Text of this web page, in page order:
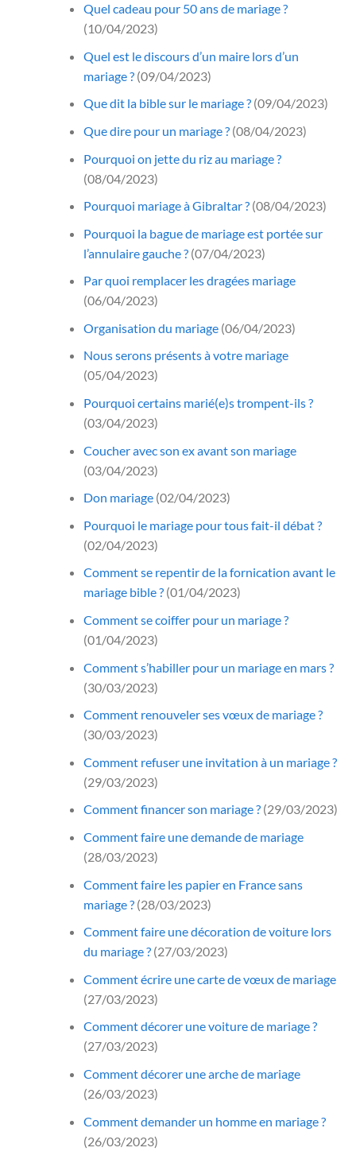
Quel cadeau pour 50 ans de mariage ?
(10/04/2023)
Quel est le discours d’un maire lors d’un
mariage ?(09/04/2023)
Que dit la bible sur le mariage ?(09/04/2023)
Que dire pour un mariage ?(08/04/2023)
Pourquoi on jette du riz au mariage ?
(08/04/2023)
Pourquoi mariage à Gibraltar ?(08/04/2023)
Pourquoi la bague de mariage est portée sur
l’annulaire gauche ?(07/04/2023)
Par quoi remplacer les dragées mariage
(06/04/2023)
Organisation du mariage(06/04/2023)
Nous serons présents à votre mariage
(05/04/2023)
Pourquoi certains marié(e)s trompent-ils ?
(03/04/2023)
Coucher avec son ex avant son mariage
(03/04/2023)
Don mariage(02/04/2023)
Pourquoi le mariage pour tous fait-il débat ?
(02/04/2023)
Comment se repentir de la fornication avant le
mariage bible ?(01/04/2023)
Comment se coiffer pour un mariage ?
(01/04/2023)
Comment s’habiller pour un mariage en mars ?
(30/03/2023)
Comment renouveler ses vœux de mariage ?
(30/03/2023)
Comment refuser une invitation à un mariage ?
(29/03/2023)
Comment financer son mariage ?(29/03/2023)
Comment faire une demande de mariage
(28/03/2023)
Comment faire les papier en France sans
mariage ?(28/03/2023)
Comment faire une décoration de voiture lors
du mariage ?(27/03/2023)
Comment écrire une carte de vœux de mariage
(27/03/2023)
Comment décorer une voiture de mariage ?
(27/03/2023)
Comment décorer une arche de mariage
(26/03/2023)
Comment demander un homme en mariage ?
(26/03/2023)